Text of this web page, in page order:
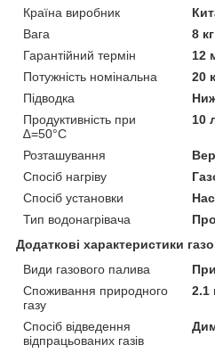
Країна виробник
Вага
8 кг
Гарантійний термін
12
Потужність номінальна
20
Підводка
Продуктивність при
∆=50°С
10
Розташування
Спосіб нагріву
Спосіб установки
Тип водонагрівача
Додаткові характеристики
Види газового палива
Споживання природного
газу
2.1
Спосіб відведення
відпрацьованих газів